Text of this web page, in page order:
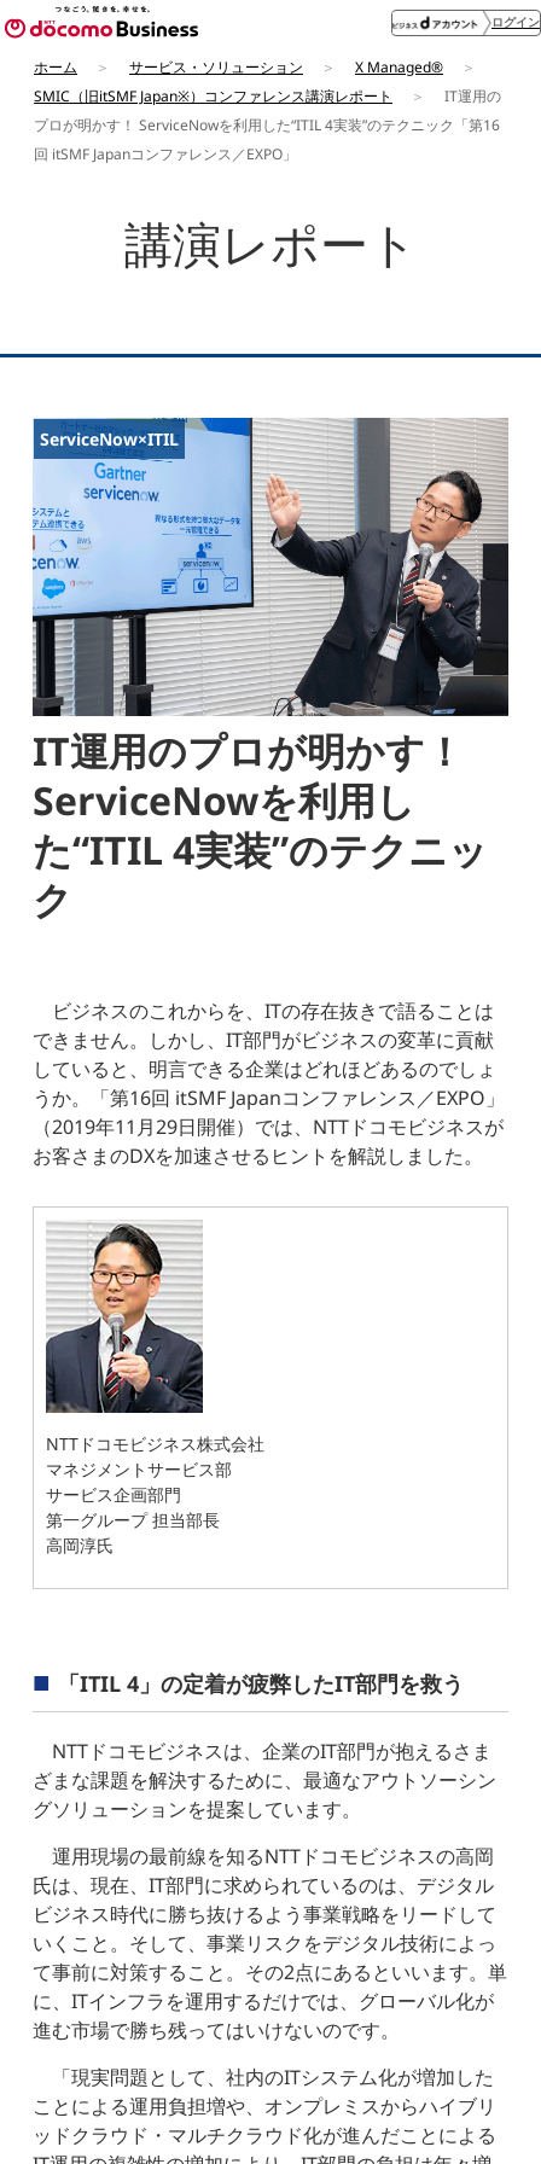
ログイン
ホーム サービス・ソリューション
X Managed®
SMIC（旧itSMF Japan※）コンファレンス講演レポート
IT運用の
プロが明かす！ ServiceNowを利用した“ITIL 4実装”のテクニック「第16
回 itSMF Japanコンファレンス／EXPO」
講演レポート
ServiceNow×ITIL
IT運用のプロが明かす！
ServiceNowを利用し
た“ITIL 4実装”のテクニッ
ク
ビジネスのこれからを、ITの存在抜きで語ることは
できません。しかし、IT部門がビジネスの変革に貢献
していると、明言できる企業はどれほどあるのでしょ
うか。「第16回 itSMF Japanコンファレンス／EXPO」
（2019年11月29日開催）では、NTTドコモビジネスが
お客さまのDXを加速させるヒントを解説しました。
NTTドコモビジネス株式会社
マネジメントサービス部
サービス企画部門
第一グループ 担当部長
高岡淳氏
「ITIL 4」の定着が疲弊したIT部門を救う
NTTドコモビジネスは、企業のIT部門が抱えるさま
ざまな課題を解決するために、最適なアウトソーシン
グソリューションを提案しています。
運用現場の最前線を知るNTTドコモビジネスの高岡
氏は、現在、IT部門に求められているのは、デジタル
ビジネス時代に勝ち抜けるよう事業戦略をリードして
いくこと。そして、事業リスクをデジタル技術によっ
て事前に対策すること。その2点にあるといいます。単
に、ITインフラを運用するだけでは、グローバル化が
進む市場で勝ち残ってはいけないのです。
「現実問題として、社内のITシステム化が増加した
ことによる運用負担増や、オンプレミスからハイブリ
ッドクラウド・マルチクラウド化が進んだことによる